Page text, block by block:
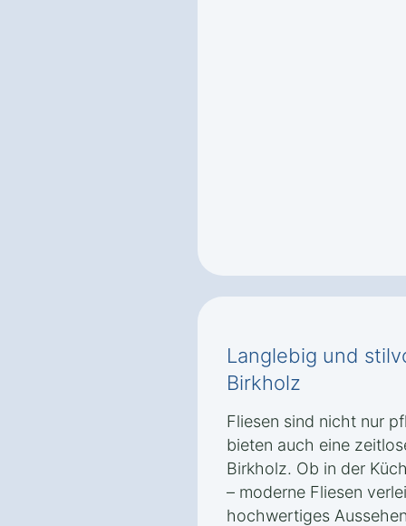
Langlebig und
Birkholz
Fliesen sind nicht nur
bieten auch eine
Birkholz. Ob in der
– moderne Fliesen
hochwertiges